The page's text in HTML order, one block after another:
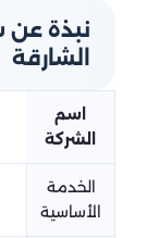
نبذة
الشارقة
اسم
الشركة
الخدمة
الأساسية